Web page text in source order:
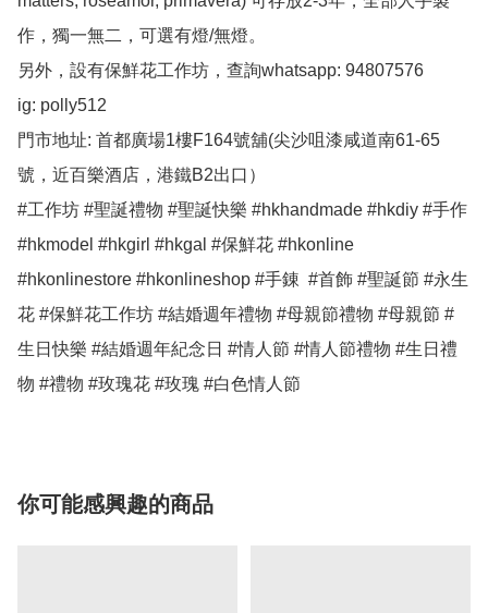
作，獨一無二，可選有燈/無燈。
另外，設有保鮮花工作坊，查詢whatsapp: 94807576
ig: polly512
門市地址: 首都廣場1樓F164號舖(尖沙咀漆咸道南61-65
號，近百樂酒店，港鐵B2出口）
#工作坊 #聖誕禮物 #聖誕快樂 #hkhandmade #hkdiy #手作
#hkmodel #hkgirl #hkgal #保鮮花 #hkonline
#hkonlinestore #hkonlineshop #手錬  #首飾 #聖誕節 #永生
花 #保鮮花工作坊 #結婚週年禮物 #母親節禮物 #母親節 #
生日快樂 #結婚週年紀念日 #情人節 #情人節禮物 #生日禮
物 #禮物 #玫瑰花 #玫瑰 #白色情人節
你可能感興趣的商品